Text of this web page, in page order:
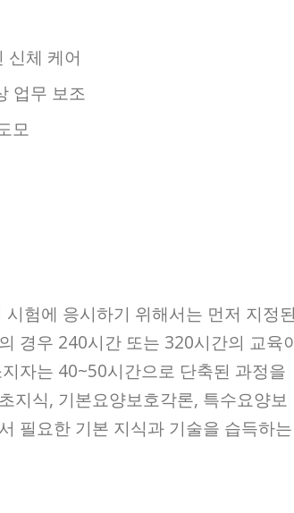
신체 케어
업무 보조
모
험에 응시하기 위해서는 먼저 지정
경우 240시간 또는 320시간의 교육
자는 40~50시간으로 단축된 과정을
지식, 기본요양보호각론, 특수요양보
필요한 기본 지식과 기술을 습득하는